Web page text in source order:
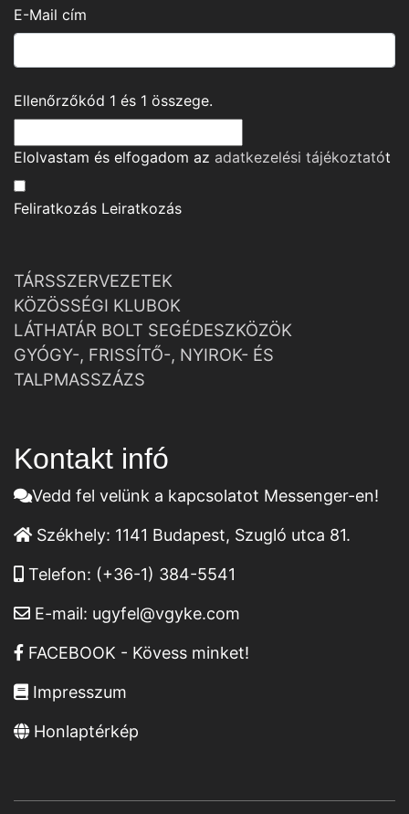
E-Mail cím
Ellenőrzőkód 1 és 1 összege.
Elolvastam és elfogadom az adatkezelési tájékoztatót
Feliratkozás Leiratkozás
TÁRSSZERVEZETEK
KÖZÖSSÉGI KLUBOK
LÁTHATÁR BOLT SEGÉDESZKÖZÖK
GYÓGY-, FRISSÍTŐ-, NYIROK- ÉS
TALPMASSZÁZS
Kontakt infó
Vedd fel velünk a kapcsolatot Messenger-en!
Székhely: 1141 Budapest, Szugló utca 81.
Telefon: (+36-1) 384-5541
E-mail: ugyfel@vgyke.com
FACEBOOK - Kövess minket!
Impresszum
Honlaptérkép